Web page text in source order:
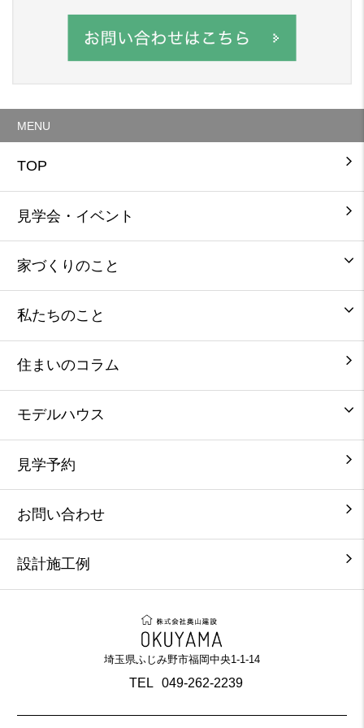
MENU
TOP
見学会・イベント
家づくりのこと
私たちのこと
住まいのコラム
モデルハウス
見学予約
お問い合わせ
設計施工例
埼玉県ふじみ野市福岡中央1-1-14
TEL 049-262-2239